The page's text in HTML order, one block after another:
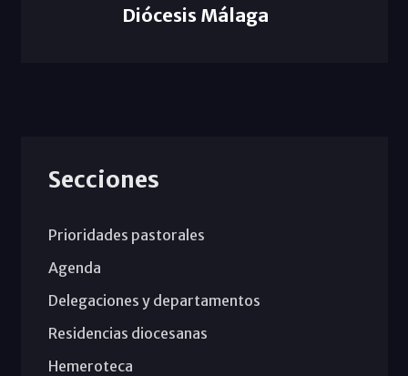
Diócesis Málaga
Secciones
Prioridades pastorales
Agenda
Delegaciones y departamentos
Residencias diocesanas
Hemeroteca